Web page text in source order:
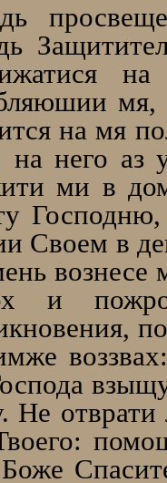
на мя
на него
ми в
Своем в
и
Не отврати